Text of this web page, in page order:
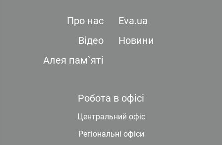
Про нас
Eva.ua
Відео
Новини
Алея пам`яті
Робота в офісі
Центральний офіс
Регіональні офіси